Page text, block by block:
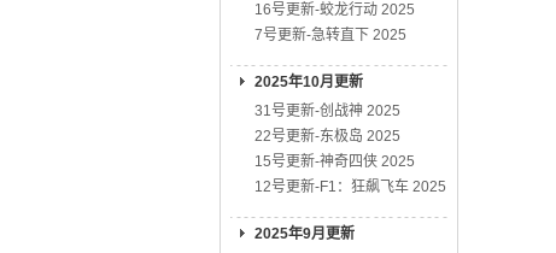
16号更新-蛟龙行动 2025
7号更新-急转直下 2025
2025年10月更新
31号更新-创战神 2025
22号更新-东极岛 2025
15号更新-神奇四侠 2025
12号更新-F1：狂飙飞车 2025
2025年9月更新